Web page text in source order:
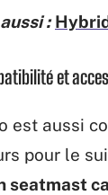
:
et
est aussi
pour le
seatmast